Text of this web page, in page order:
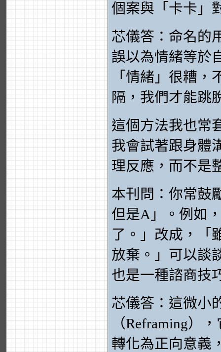
個案與「卡卡」
芯儀答：命名的
誤以為情緒等於
「情緒」很糟
隔，我們才能跳
這個方法我也常
我會試著跟身體
理反應，而不是
本刊問：你常鼓
但是A」。例如
了。」改成，「
放棄。」可以談
也是一種諮商技
芯儀答：這微小
（Reframing）
轉化為正向意義